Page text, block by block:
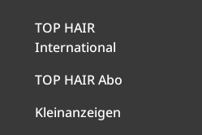
TOP HAIR
International
TOP HAIR Abo
Kleinanzeigen